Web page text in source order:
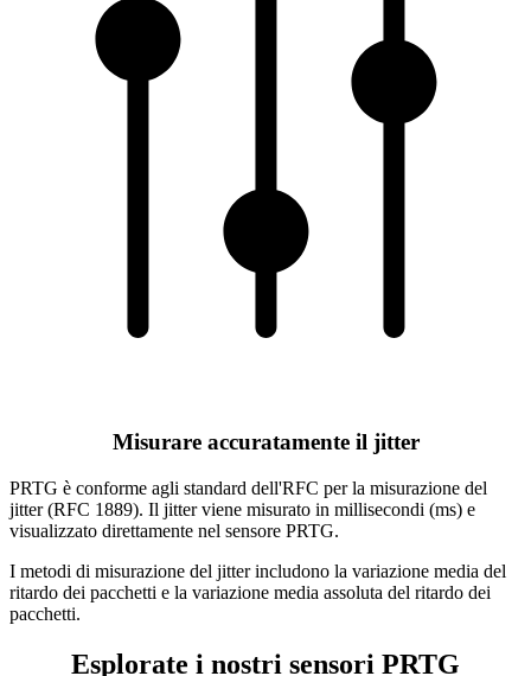
Misurare accuratamente il jitter
PRTG è conforme agli standard dell'RFC per la misurazione del
jitter (RFC 1889). Il jitter viene misurato in millisecondi (ms) e
visualizzato direttamente nel sensore PRTG.
I metodi di misurazione del jitter includono la variazione media del
ritardo dei pacchetti e la variazione media assoluta del ritardo dei
pacchetti.
Esplorate i nostri sensori PRTG